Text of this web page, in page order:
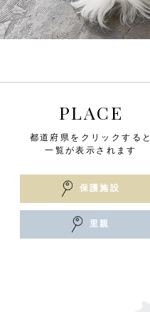
PLACE
都道府県をクリックすると
一覧が表示されます
保護施設
里親